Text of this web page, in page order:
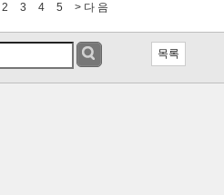
2 3 4 5 > 다 음
목록